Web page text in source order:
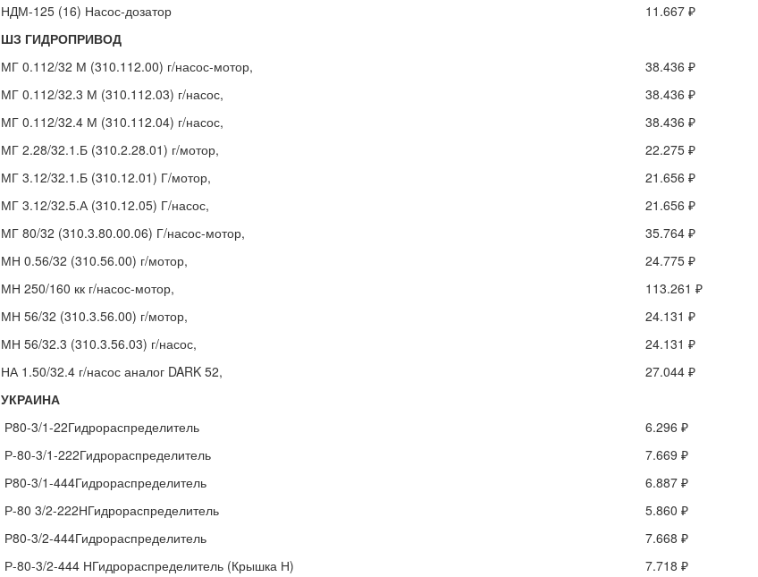
НДМ-125 (16) Насос-дозатор
11.667 ₽
ШЗ ГИДРОПРИВОД
МГ 0.112/32 М (310.112.00) г/насос-мотор,
38.436 ₽
МГ 0.112/32.3 М (310.112.03) г/насос,
38.436 ₽
МГ 0.112/32.4 М (310.112.04) г/насос,
38.436 ₽
МГ 2.28/32.1.Б (310.2.28.01) г/мотор,
22.275 ₽
МГ 3.12/32.1.Б (310.12.01) Г/мотор,
21.656 ₽
МГ 3.12/32.5.А (310.12.05) Г/насос,
21.656 ₽
МГ 80/32 (310.3.80.00.06) Г/насос-мотор,
35.764 ₽
МН 0.56/32 (310.56.00) г/мотор,
24.775 ₽
МН 250/160 кк г/насос-мотор,
113.261 ₽
МН 56/32 (310.3.56.00) г/мотор,
24.131 ₽
МН 56/32.3 (310.3.56.03) г/насос,
24.131 ₽
НА 1.50/32.4 г/насос аналог DARK 52,
27.044 ₽
УКРАИНА
Р80-3/1-22Гидрораспределитель
6.296 ₽
Р-80-3/1-222Гидрораспределитель
7.669 ₽
Р80-3/1-444Гидрораспределитель
6.887 ₽
Р-80 3/2-222НГидрораспределитель
5.860 ₽
Р80-3/2-444Гидрораспределитель
7.668 ₽
Р-80-3/2-444 НГидрораспределитель (Крышка Н)
7.718 ₽